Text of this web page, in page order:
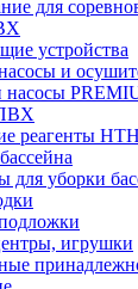
для
устройства
и
насосы
реагенты HTH
для уборки
игрушки